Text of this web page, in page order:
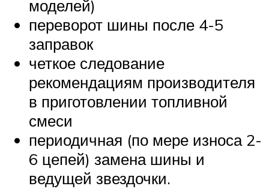
моделей)
переворот шины после 4-5
заправок
четкое следование
рекомендациям производителя
в приготовлении топливной
смеси
периодичная (по мере износа 2-
6 цепей) замена шины и
ведущей звездочки.